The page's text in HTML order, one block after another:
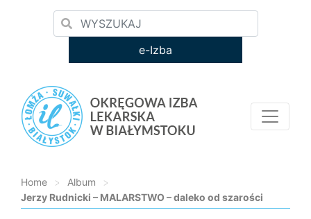
e-Izba
Home > Album
>
Jerzy Rudnicki – MALARSTWO – daleko od szarości